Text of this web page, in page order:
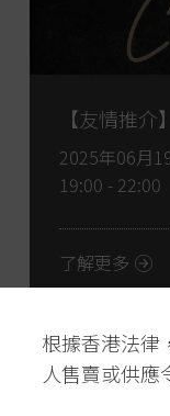
根據香港法律
人售賣或供應
【友情推
2025年06月
19:00 - 22:00
了解更多